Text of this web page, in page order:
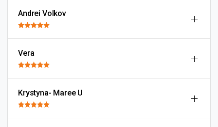
Andrei Volkov
Vera
Krystyna- Maree U